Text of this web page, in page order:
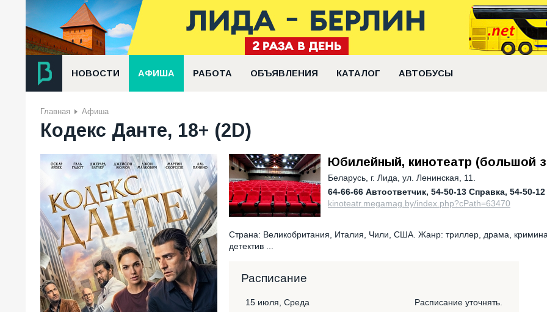
НОВОСТИ АФИША РАБОТА ОБЪЯВЛЕНИЯ КАТАЛОГ АВТОБУСЫ
Главная Афиша
Кодекс Данте, 18+ (2D)
Юбилейный, кинотеатр (большой
Беларусь, г. Лида, ул. Ленинская, 11.
64-66-66 Автоответчик 54-50-13 Справка 54-50-
kinoteatr.megamag.by/index.php?cPath=63470
Страна: Великобритания, Италия, Чили, США. Жанр: триллер, драма,
детектив ...
Расписание
15 июля, Среда Расписание уточнять.